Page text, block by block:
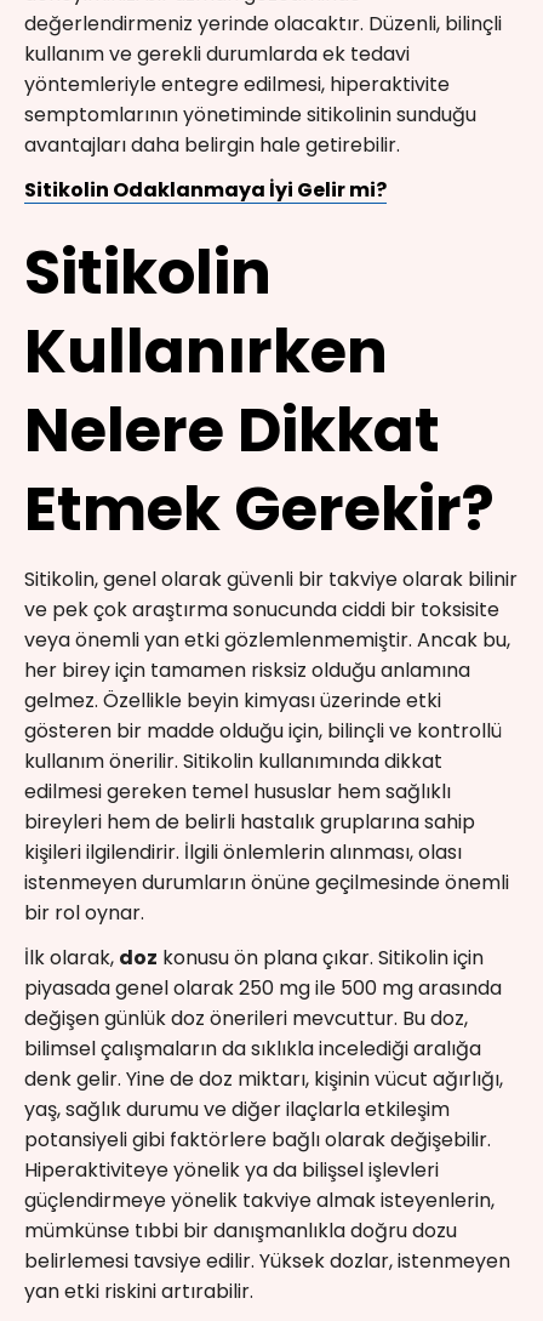
değerlendirmeniz yerinde olacaktır. Düzenli, bilinçli
kullanım ve gerekli durumlarda ek tedavi
yöntemleriyle entegre edilmesi, hiperaktivite
semptomlarının yönetiminde sitikolinin sunduğu
avantajları daha belirgin hale getirebilir.
Sitikolin Odaklanmaya İyi Gelir mi?
Sitikolin
Kullanırken
Nelere Dikkat
Etmek Gerekir?
Sitikolin, genel olarak güvenli bir takviye olarak bilinir
ve pek çok araştırma sonucunda ciddi bir toksisite
veya önemli yan etki gözlemlenmemiştir. Ancak bu,
her birey için tamamen risksiz olduğu anlamına
gelmez. Özellikle beyin kimyası üzerinde etki
gösteren bir madde olduğu için, bilinçli ve kontrollü
kullanım önerilir. Sitikolin kullanımında dikkat
edilmesi gereken temel hususlar hem sağlıklı
bireyleri hem de belirli hastalık gruplarına sahip
kişileri ilgilendirir. İlgili önlemlerin alınması, olası
istenmeyen durumların önüne geçilmesinde önemli
bir rol oynar.
İlk olarak, doz konusu ön plana çıkar. Sitikolin için
piyasada genel olarak 250 mg ile 500 mg arasında
değişen günlük doz önerileri mevcuttur. Bu doz,
bilimsel çalışmaların da sıklıkla incelediği aralığa
denk gelir. Yine de doz miktarı, kişinin vücut ağırlığı,
yaş, sağlık durumu ve diğer ilaçlarla etkileşim
potansiyeli gibi faktörlere bağlı olarak değişebilir.
Hiperaktiviteye yönelik ya da bilişsel işlevleri
güçlendirmeye yönelik takviye almak isteyenlerin,
mümkünse tıbbi bir danışmanlıkla doğru dozu
belirlemesi tavsiye edilir. Yüksek dozlar, istenmeyen
yan etki riskini artırabilir.